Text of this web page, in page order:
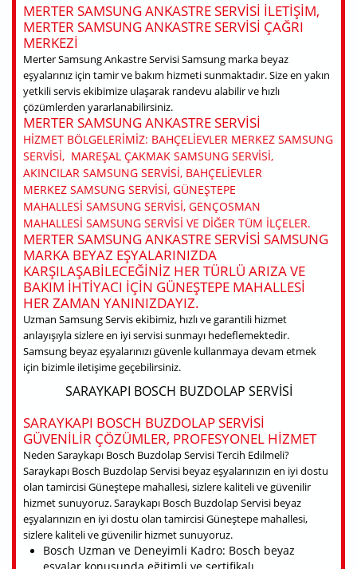
MERTER SAMSUNG ANKASTRE SERVISI ILETIŞIM,
MERTER SAMSUNG ANKASTRE SERVISI ÇAĞRI
MERKEZI
Merter Samsung Ankastre Servisi Samsung marka beyaz
eşyalarınız için tamir ve bakım hizmeti sunmaktadır. Size en yakın
yetkili servis ekibimize ulaşarak randevu alabilir ve hızlı
çözümlerden yararlanabilirsiniz.
MERTER SAMSUNG ANKASTRE SERVISI
HIZMET BÖLGELERIMIZ: BAHÇELIEVLER MERKEZ SAMSUNG
SERVISI, MAREŞAL ÇAKMAK SAMSUNG SERVISI,
AKINCILAR SAMSUNG SERVISI, BAHÇELIEVLER
MERKEZ SAMSUNG SERVISI, GÜNEŞTEPE
MAHALLESI SAMSUNG SERVISI, GENÇOSMAN
MAHALLESI SAMSUNG SERVISI VE DIĞER TÜM ILÇELER.
MERTER SAMSUNG ANKASTRE SERVISI SAMSUNG
MARKA BEYAZ EŞYALARINIZDA
KARŞILAŞABILECEĞINIZ HER TÜRLÜ ARIZA VE
BAKIM IHTIYACI IÇIN GÜNEŞTEPE MAHALLESI
HER ZAMAN YANINIZDAYIZ.
Uzman Samsung Servis ekibimiz, hızlı ve garantili hizmet
anlayışıyla sizlere en iyi servisi sunmayı hedeflemektedir.
Samsung beyaz eşyalarınızı güvenle kullanmaya devam etmek
için bizimle iletişime geçebilirsiniz.
SARAYKAPI BOSCH BUZDOLAP SERVISI
SARAYKAPI BOSCH BUZDOLAP SERVISI
GÜVENILIR ÇÖZÜMLER, PROFESYONEL HIZMET
Neden Saraykapı Bosch Buzdolap Servisi Tercih Edilmeli?
Saraykapı Bosch Buzdolap Servisi beyaz eşyalarınızın en iyi dostu
olan tamircisi Güneştepe mahallesi, sizlere kaliteli ve güvenilir
hizmet sunuyoruz. Saraykapı Bosch Buzdolap Servisi beyaz
eşyalarınızın en iyi dostu olan tamircisi Güneştepe mahallesi,
sizlere kaliteli ve güvenilir hizmet sunuyoruz.
Bosch Uzman ve Deneyimli Kadro: Bosch beyaz